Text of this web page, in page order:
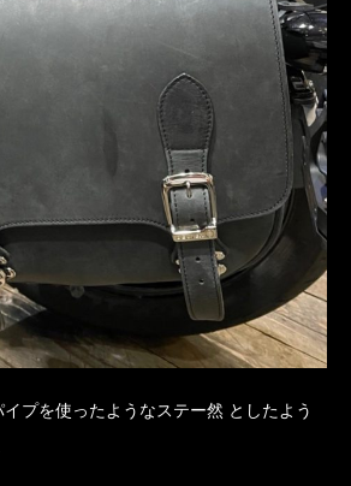
プを使ったようなステー然 としたよう